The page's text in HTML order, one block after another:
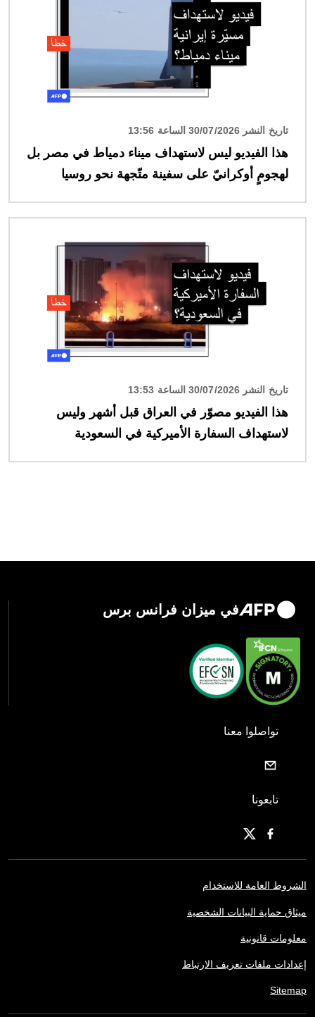
تاريخ النشر 30/07/2026 الساعة 13:56
هذا الفيديو ليس لاستهداف ميناء دمياط في مصر بل
لهجومٍ أوكرانيّ على سفينة متّجهة نحو روسيا
تاريخ النشر 30/07/2026 الساعة 13:53
هذا الفيديو مصوّر في العراق قبل أشهر وليس
لاستهداف السفارة الأميركية في السعودية
في ميزان فرانس برس
تواصلوا معنا
تابعونا
الشروط العامة للاستخدام
ميثاق حماية البيانات الشخصية
معلومات قانونية
إعدادات ملفات تعريف الارتباط
Sitemap